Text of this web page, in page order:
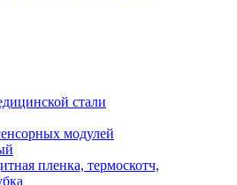
стали
модулей
пленка, термоскотч,